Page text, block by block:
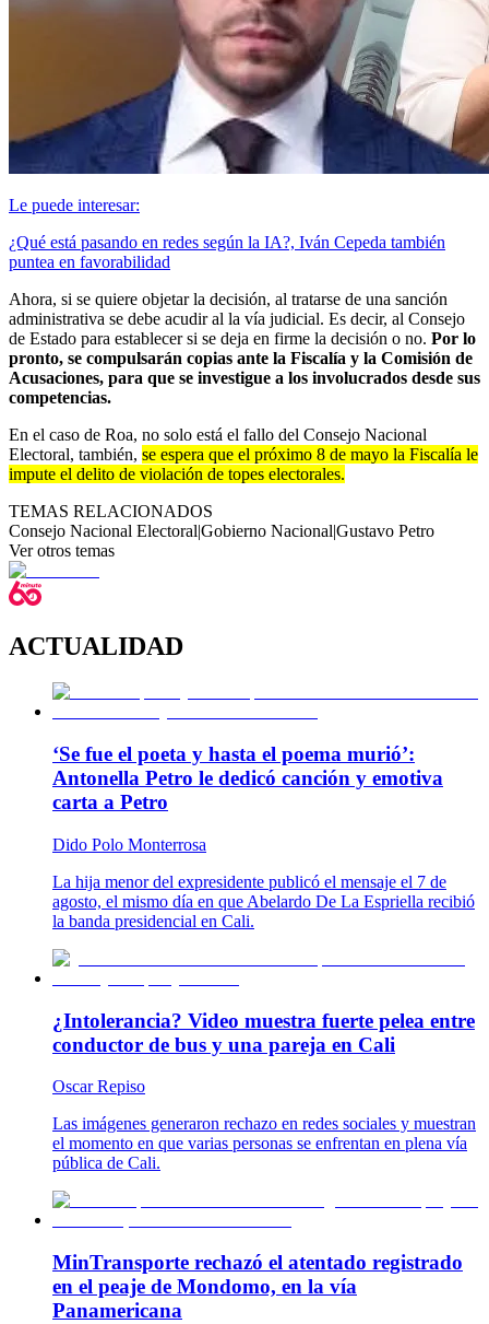
Le puede interesar:
¿Qué está pasando en redes según la IA?, Iván Cepeda también
puntea en favorabilidad
Ahora, si se quiere objetar la decisión, al tratarse de una sanción
administrativa se debe acudir al la vía judicial. Es decir, al Consejo
de Estado para establecer si se deja en firme la decisión o no. Por lo
pronto, se compulsarán copias ante la Fiscalía y la Comisión de
Acusaciones, para que se investigue a los involucrados desde sus
competencias.
En el caso de Roa, no solo está el fallo del Consejo Nacional
Electoral, también, se espera que el próximo 8 de mayo la Fiscalía le
impute el delito de violación de topes electorales.
TEMAS RELACIONADOS
Consejo Nacional Electoral|Gobierno Nacional|Gustavo Petro
Ver otros temas
ACTUALIDAD
‘Se fue el poeta y hasta el poema murió’:
Antonella Petro le dedicó canción y emotiva
carta a Petro
Dido Polo Monterrosa
La hija menor del expresidente publicó el mensaje el 7 de
agosto, el mismo día en que Abelardo De La Espriella recibió
la banda presidencial en Cali.
¿Intolerancia? Video muestra fuerte pelea entre
conductor de bus y una pareja en Cali
Oscar Repiso
Las imágenes generaron rechazo en redes sociales y muestran
el momento en que varias personas se enfrentan en plena vía
pública de Cali.
MinTransporte rechazó el atentado registrado
en el peaje de Mondomo, en la vía
Panamericana